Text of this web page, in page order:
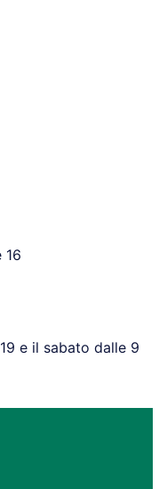
16
e il sabato dalle 9